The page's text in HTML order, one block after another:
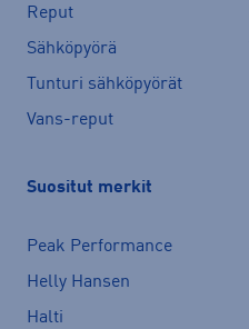
Reput
Sähköpyörä
Tunturi sähköpyörät
Vans-reput
Suositut merkit
Peak Performance
Helly Hansen
Halti